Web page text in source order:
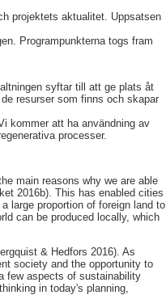
projektets aktualitet. Uppsatsen
Programpunkterna togs fram
syftar till att ge plats åt
resurser som finns och skapar
kommer att ha användning av
processer.
main reasons why we are able
2016b). This has enabled cities
large proportion of foreign land to
can be produced locally, which
& Hedfors 2016). As
society and the opportunity to
few aspects of sustainability
in today's planning,